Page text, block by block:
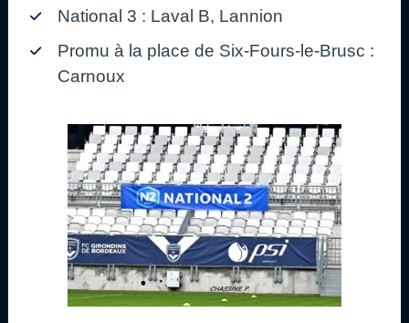
National 3 : Laval B, Lannion
Promu à la place de Six-Fours-le-Brusc :
Carnoux